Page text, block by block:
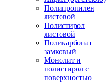
Полипропилен
листовой
Полистирол
листовой
Поликарбонат
замковый
Монолит и
полистирол с
поверхностью